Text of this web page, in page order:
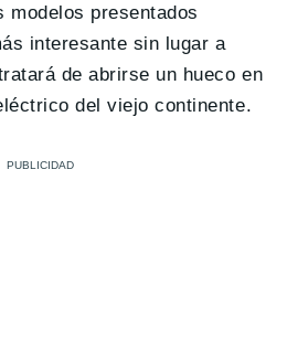
modelos presentados
interesante sin lugar a
de abrirse un hueco en
del viejo continente.